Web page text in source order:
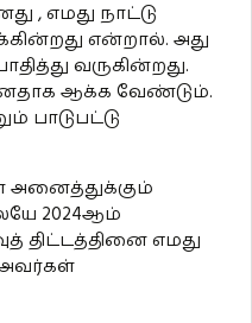
, எமது நாட்டு
என்றால். அது
வருகின்றது.
ஆக்க வேண்டும்.
பாடுபட்டு
2024ஆம்
திட்டத்தினை எமது